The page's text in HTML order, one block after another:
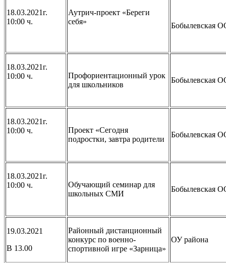
18.03.2021г.
10:00 ч.
Аутрич-проект «Береги
себя»
Бобылевская
18.03.2021г.
10:00 ч.
Профориентационный урок
для школьников
Бобылевская
18.03.2021г.
10:00 ч.
Проект «Сегодня
подростки, завтра родители
Бобылевская
18.03.2021г.
10:00 ч.
Обучающий семинар для
школьных СМИ
Бобылевская
19.03.2021
В 13.00
Районный дистанционный
конкурс по военно-
спортивной игре «Зарница»
ОУ района